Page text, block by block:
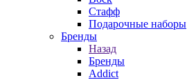
Стафф
Подарочные наборы
Бренды
Назад
Бренды
Addict